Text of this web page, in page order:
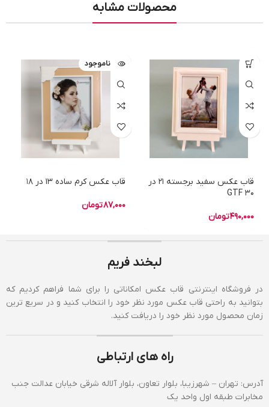
محصولات مشابه
قاب عکس سفید برجسته 21 در
30 GTF
490,000تومان
ناموجود
قاب عکس کرم ساده 13 در 18
87,000تومان
لبخند فریم
در فروشگاه اینترنتی قاب عکس امکاناتی را برای شما فراهم کردیم که
بتوانید به راحتی قاب عکس مورد نظر خود را انتخاب کنید و در سریع ترین
زمان محصول مورد نظر خود را دریافت کنید.
راه های ارتباطی
آدرس: تهران – شهرزیبا، بلوار تعاون، بلوار آلاله شرقی خیابان عدالت جنب
مخابرات طبقه اول واحد یک